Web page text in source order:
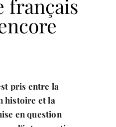
français
pris entre la
histoire et la
en question